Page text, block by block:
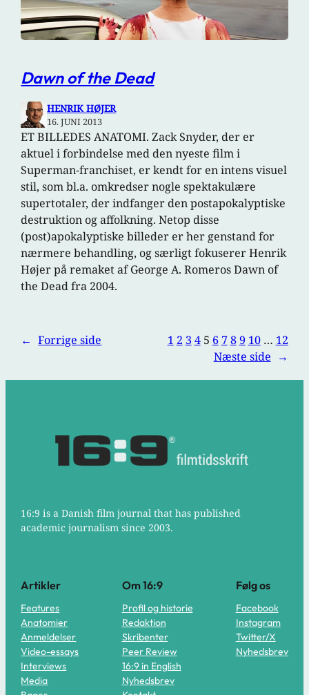
Dawn of the Dead
HENRIK HØJER
16. JUNI 2013
ET BILLEDES ANATOMI. Zack Snyder, der er
aktuel i forbindelse med den nyeste film i
Superman-franchiset, er kendt for en intens visuel
stil, som bl.a. omkredser nogle spektakulære
supertotaler, der indfanger den postapokalyptiske
destruktion og affolkning. Netop disse
(post)apokalyptiske billeder er her genstand for
nærmere behandling, og særligt fokuserer Henrik
Højer på remaket af George A. Romeros Dawn of
the Dead fra 2004.
← Forrige side 1 2 3 4 5 6 789 10 … 12
Næste side →
16:9 is a Danish film journal that has published
academic journalism since 2003.
Artikler
Features
Anatomier
Anmeldelser
Video-essays
Interviews
Media
Om 16:9
Profil og historie
Redaktion
Skribenter
Peer Review
16:9 in English
Nyhedsbrev
Følg os
Facebook
Instagram
Twitter/X
Nyhedsbrev